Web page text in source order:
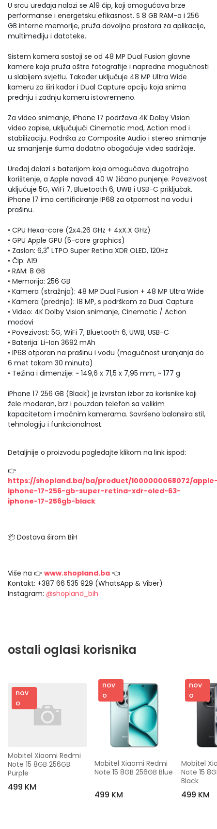
U srcu uređaja nalazi se A19 čip, koji omogućava brze
performanse i energetsku efikasnost. S 8 GB RAM-a i 256
GB interne memorije, pruža dovoljno prostora za aplikacije,
multimediju i datoteke.
Sistem kamera sastoji se od 48 MP Dual Fusion glavne
kamere koja pruža oštre fotografije i napredne mogućnosti
u slabijem svjetlu. Također uključuje 48 MP Ultra Wide
kameru za širi kadar i Dual Capture opciju koja snima
prednju i zadnju kameru istovremeno.
Za video snimanje, iPhone 17 podržava 4K Dolby Vision
video zapise, uključujući Cinematic mod, Action mod i
stabilizaciju. Podrška za Composite Audio i stereo snimanje
uz smanjenje šuma dodatno obogaćuje video sadržaje.
Uređaj dolazi s baterijom koja omogućava dugotrajno
korištenje, a Apple navodi 40 W žičano punjenje. Povezivost
uključuje 5G, WiFi 7, Bluetooth 6, UWB i USB-C priključak.
iPhone 17 ima certificiranje IP68 za otpornost na vodu i
prašinu.
• CPU Hexa-core (2x4.26 GHz + 4xX.X GHz)
• GPU Apple GPU (5-core graphics)
• Zaslon: 6,3" LTPO Super Retina XDR OLED, 120Hz
• Čip: A19
• RAM: 8 GB
• Memorija: 256 GB
• Kamera (stražnja): 48 MP Dual Fusion + 48 MP Ultra Wide
• Kamera (prednja): 18 MP, s podrškom za Dual Capture
• Video: 4K Dolby Vision snimanje, Cinematic / Action
modovi
• Povezivost: 5G, WiFi 7, Bluetooth 6, UWB, USB-C
• Baterija: Li-Ion 3692 mAh
• IP68 otporan na prašinu i vodu (mogućnost uranjanja do
6 met tokom 30 minuta)
• Težina i dimenzije: ~ 149,6 x 71,5 x 7,95 mm, ~ 177 g
iPhone 17 256 GB (Black) je izvrstan izbor za korisnike koji
žele moderan, brz i pouzdan telefon sa velikim
kapacitetom i moćnim kamerama. Savršeno balansira stil,
tehnologiju i funkcionalnost.
Detaljnije o proizvodu pogledajte klikom na link ispod:
👉
https://shopland.ba/ba/product/1000000068072/
iphone-17-256-gb-super-retina-xdr-oled-63-
iphone-17-256gb-black
📦 Dostava širom BiH
Više na 👉 www.shopland.ba 👈
Kontakt: +387 66 535 929 (WhatsApp & Viber)
Instagram: @shopland_bih
ostali oglasi korisnika
nov
o
Mobitel Xiaomi Redmi
Note 15 8GB 256GB
Purple
499 KM
nov
o
Mobitel Xiaomi Redmi
Note 15 8GB 256GB Blue
499 KM
nov
o
Mobitel
Note 15
Black
499 KM